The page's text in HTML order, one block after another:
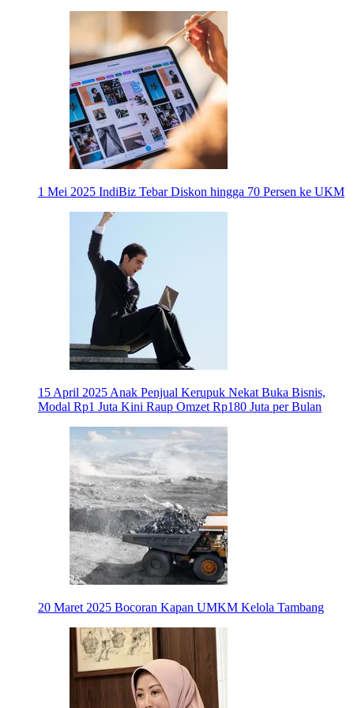
1 Mei 2025 IndiBiz Tebar Diskon hingga 70 Persen ke UKM
15 April 2025 Anak Penjual Kerupuk Nekat Buka Bisnis,
Modal Rp1 Juta Kini Raup Omzet Rp180 Juta per Bulan
20 Maret 2025 Bocoran Kapan UMKM Kelola Tambang